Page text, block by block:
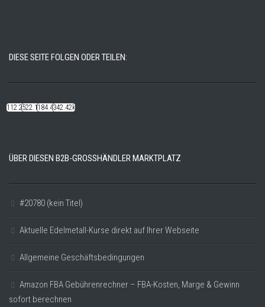
DIESE SEITE FOLGEN ODER TEILEN:
112.22k522.14k184.48k342.42k
ÜBER DIESEN B2B-GROSSHÄNDLER MARKTPLATZ
#20780 (kein Titel)
Aktuelle Edelmetall-Kurse direkt auf Ihrer Webseite
Allgemeine Geschäftsbedingungen
Amazon FBA Gebührenrechner – FBA-Kosten, Marge & Gewinn
sofort berechnen